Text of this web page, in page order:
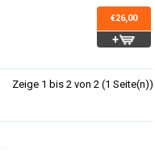
€26,00
Zeige 1 bis 2 von 2 (1 Seite(n))